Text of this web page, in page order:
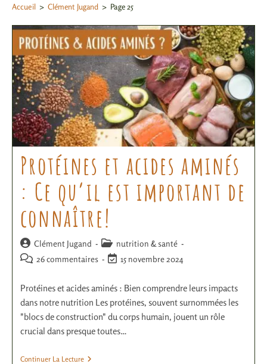
Accueil > Clément Jugand > Page 25
Protéines et acides aminés
: Ce qu’il est important de
connaître!
Clément Jugand
nutrition & santé
26 commentaires
15 novembre 2024
Protéines et acides aminés : Bien comprendre leurs impacts
dans notre nutrition Les protéines, souvent surnommées les
"blocs de construction" du corps humain, jouent un rôle
crucial dans presque toutes…
Continuer La Lecture